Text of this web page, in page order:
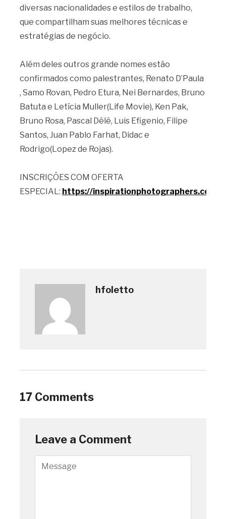
diversas nacionalidades e estilos de trabalho,
que compartilham suas melhores técnicas e
estratégias de negócio.
Além deles outros grande nomes estão
confirmados como palestrantes, Renato D’Paula
, Samo Rovan, Pedro Etura, Nei Bernardes, Bruno
Batuta e Letícia Muller(Life Movie), Ken Pak,
Bruno Rosa, Pascal Délé, Luis Efigenio, Filipe
Santos, Juan Pablo Farhat, Didac e
Rodrigo(Lopez de Rojas).
INSCRIÇÕES COM OFERTA
ESPECIAL: https://
hfoletto
17 Comments
Leave a Comment